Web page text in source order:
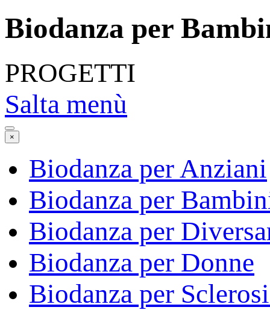
Biodanza per
PROGETTI
Salta menù
×
Biodanza per Anziani
Biodanza per
Biodanza per
Biodanza per Donne
Biodanza per